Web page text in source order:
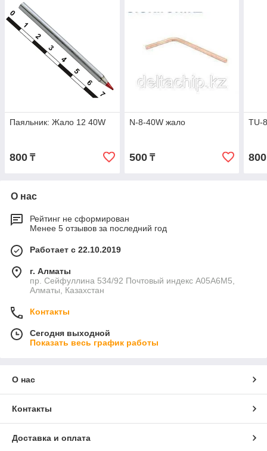
Паяльник: Жало 12 40W
800 ₸
N-8-40W жало
500₸
TU-
800
О нас
Рейтинг не сформирован
Менее 5 отзывов за последний год
Работает с 22.10.2019
г. Алматы
пр. Сейфуллина 534/92 Почтовый индекс A05A6M5,
Алматы, Казахстан
Контакты
Сегодня выходной
Показать весь график работы
О нас
Контакты
Доставка и оплата